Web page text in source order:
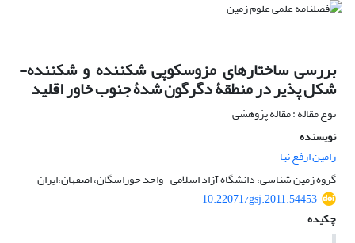
بررسی ساختارهای مزوسکوپی شکننده و شکننده-
شکل پذیر در منطقۀ دگرگون شدۀ جنوب خاور اقلید
نوع مقاله : مقاله پژوهشی
نویسنده
رامین ارفع نیا
گروه زمین شناسی، دانشگاه آزاد اسلامی- واحد خوراسگان، اصفهان،‌ایران
10.22071/gsj.2011.54453
چکیده